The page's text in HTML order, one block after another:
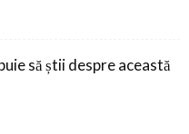
să știi despre această